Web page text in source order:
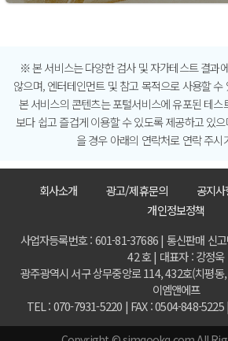
※ 본 서비스는 다양한 검사 및 자가테스트 결과
않으며, 엔터테인먼트 및 참고 목적으로 사용할
본 서비스의 콘텐츠는 포털서비스에 유포된 테스
보다 쉽고 즐겁게 이용할 수 있도록 제공하고 있
을 경우 아래의 연락처로 연락 주시
회사소개 광고/제휴문의 공지
개인정보정책
사업자등록번호 : 601-81-37686 | 통신판매 신
42 호 | 대표자 : 강정욱
광주광역시 서구 상무중앙로 114, 432호(치평동
이엠앤에프
TEL : 070-7931-5220 | FAX : 0504-848-